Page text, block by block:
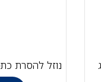
נוזל להסרת